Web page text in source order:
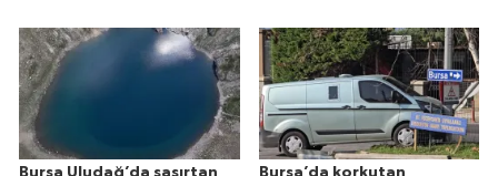
Bursa Uludağ’da şaşırtan
Bursa’da korkutan